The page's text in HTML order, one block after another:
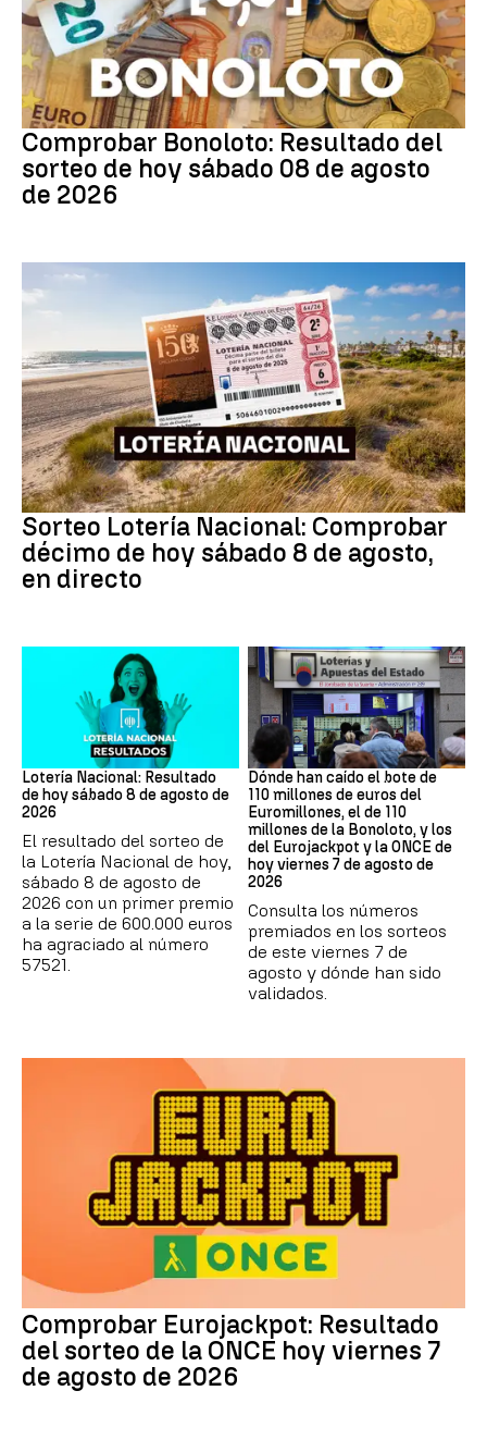
Bonoloto
Comprobar Bonoloto: Resultado del
sorteo de hoy sábado 08 de agosto
de 2026
Lotería Nacional
Sorteo Lotería Nacional: Comprobar
décimo de hoy sábado 8 de agosto,
en directo
Lotería Nacional de España
Lotería Nacional: Resultado
de hoy sábado 8 de agosto de
2026
El resultado del sorteo de
la Lotería Nacional de hoy,
sábado 8 de agosto de
2026 con un primer premio
a la serie de 600.000 euros
ha agraciado al número
57521.
Loterías
Dónde han caído el bote de
110 millones de euros del
Euromillones, el de 110
millones de la Bonoloto, y los
del Eurojackpot y la ONCE de
hoy viernes 7 de agosto de
2026
Consulta los números
premiados en los sorteos
de este viernes 7 de
agosto y dónde han sido
validados.
Comprobar Eurojackpot: Resultado
del sorteo de la ONCE hoy viernes 7
de agosto de 2026